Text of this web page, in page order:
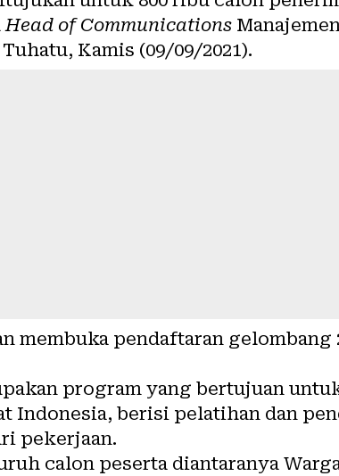
Head of Communications
Kamis (09/09/2021).
membuka pendaftaran gelombang
program yang bertujuan
Indonesia, berisi pelatihan dan
pekerjaan.
calon peserta diantaranya